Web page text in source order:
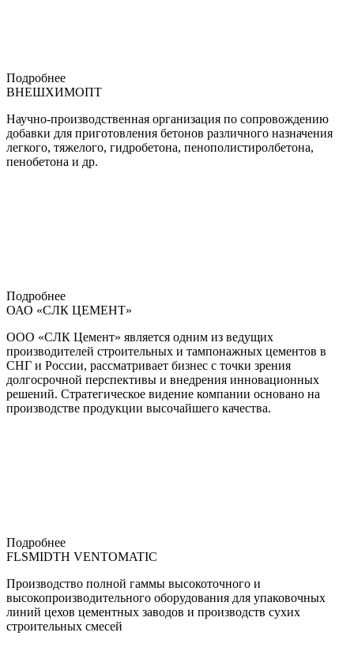
Подробнее
ВНЕШХИМОПТ
Научно-производственная организация по сопровождению
добавки для приготовления бетонов различного назначения
легкого, тяжелого, гидробетона, пенополистиролбетона,
пенобетона и др.
Подробнее
ОАО «СЛК ЦЕМЕНТ»
ООО «СЛК Цемент» является одним из ведущих
производителей строительных и тампонажных цементов в
СНГ и России, рассматривает бизнес с точки зрения
долгосрочной перспективы и внедрения инновационных
решений. Стратегическое видение компании основано на
производстве продукции высочайшего качества.
Подробнее
FLSMIDTH VENTOMATIC
Производство полной гаммы высокоточного и
высокопроизводительного оборудования для упаковочных
линий цехов цементных заводов и производств сухих
строительных смесей